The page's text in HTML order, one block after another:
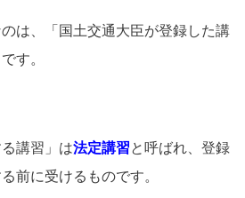
は、「国土交通大臣が登録した講
す。
講習」は法定講習と呼ばれ、登録
前に受けるものです。